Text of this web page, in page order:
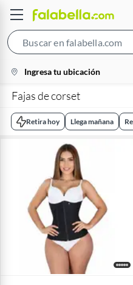
location-
icon
Ingresa tu ubicación
Fajas de corset
Retira hoy Llega mañana